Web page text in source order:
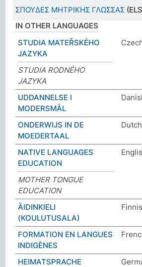
ΣΠΟΥΔΕΣ ΜΗΤΡΙΚΗΣ ΓΛΩΣΣΑΣ
IN OTHER LANGUAGES
STUDIA MATEŘSKÉHO
JAZYKA
STUDIA RODNÉHO
JAZYKA
UDDANNELSE I
MODERSMÅL
ONDERWIJS IN DE
MOEDERTAAL
Dutch
NATIVE LANGUAGES
EDUCATION
MOTHER TONGUE
EDUCATION
ÄIDINKIELI
(KOULUTUSALA)
FORMATION EN LANGUES
INDIGÈNES
HEIMATSPRACHE